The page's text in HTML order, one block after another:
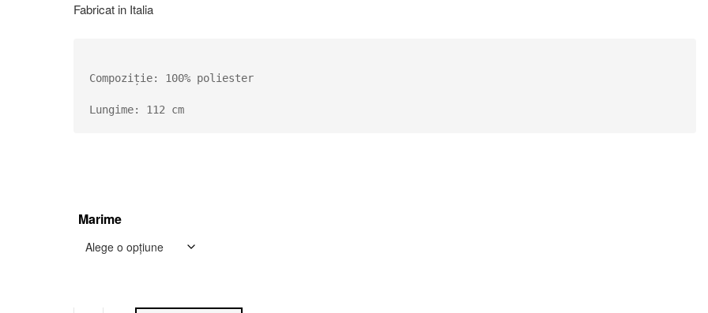
Fabricat in Italia
Compoziție: 100% poliester
Lungime: 112 cm
Marime